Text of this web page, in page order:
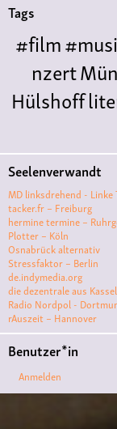
Tags
#film
nzert
Hülshoff
Literature
Monogamie
ismuskunst
VKqueer
ve
#filmclub
Seelenverwandt
MD linksdrehend - Linke
tacker.fr – Freiburg
hermine termine –
Plotter – Köln
Osnabrück alternativ
Stressfaktor – Berlin
de.indymedia.org
die dezentrale aus Kassel
Radio Nordpol -
rAuszeit – Hannover
Benutzer*in
Anmelden